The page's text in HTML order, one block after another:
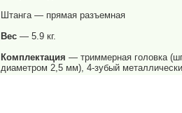
Штанга — прямая разъемная
Вес — 5.9 кг.
Комплектация — триммерная головка
диаметром 2,5 мм), 4-зубый